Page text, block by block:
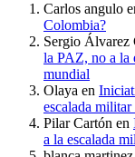
Carlos angulo
Colombia?
Sergio Álvarez
la PAZ, no a la
mundial
Olaya en
escalada
Pilar Cartón en
a la escalada